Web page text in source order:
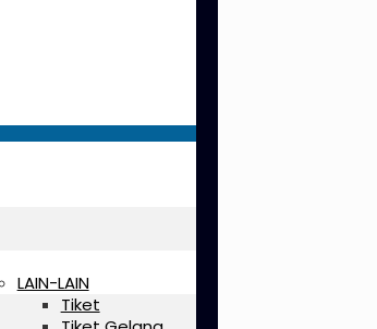
LAIN-LAIN
Tiket